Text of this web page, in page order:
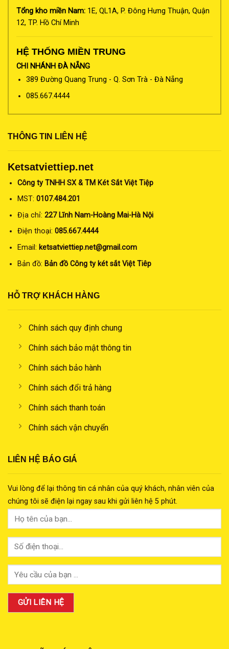
Tổng kho miền Nam: 1E, QL1A, P. Đông Hưng Thuận, Quận
12, TP. Hồ Chí Minh
HỆ THỐNG MIỀN TRUNG
CHI NHÁNH ĐÀ NẴNG
389 Đường Quang Trung - Q. Sơn Trà - Đà Nẵng
085.667.4444
THÔNG TIN LIÊN HỆ
Ketsatviettiep.net
Công ty TNHH SX & TM Két Sắt Việt Tiệp
MST: 0107.484.201
Địa chỉ: 227 Lĩnh Nam-Hoàng Mai-Hà Nội
Điện thoại: 085.667.4444
Email: ketsatviettiep.net@gmail.com
Bản đồ: Bản đồ Công ty két sắt Việt Tiêp
HỖ TRỢ KHÁCH HÀNG
Chính sách quy định chung
Chính sách bảo mật thông tin
Chính sách bảo hành
Chính sách đổi trả hàng
Chính sách thanh toán
Chính sách vận chuyển
LIÊN HỆ BÁO GIÁ
Vui lòng để lại thông tin cá nhân của quý khách, nhân viên của
chúng tôi sẽ điện lại ngay sau khi gửi liên hệ 5 phút.